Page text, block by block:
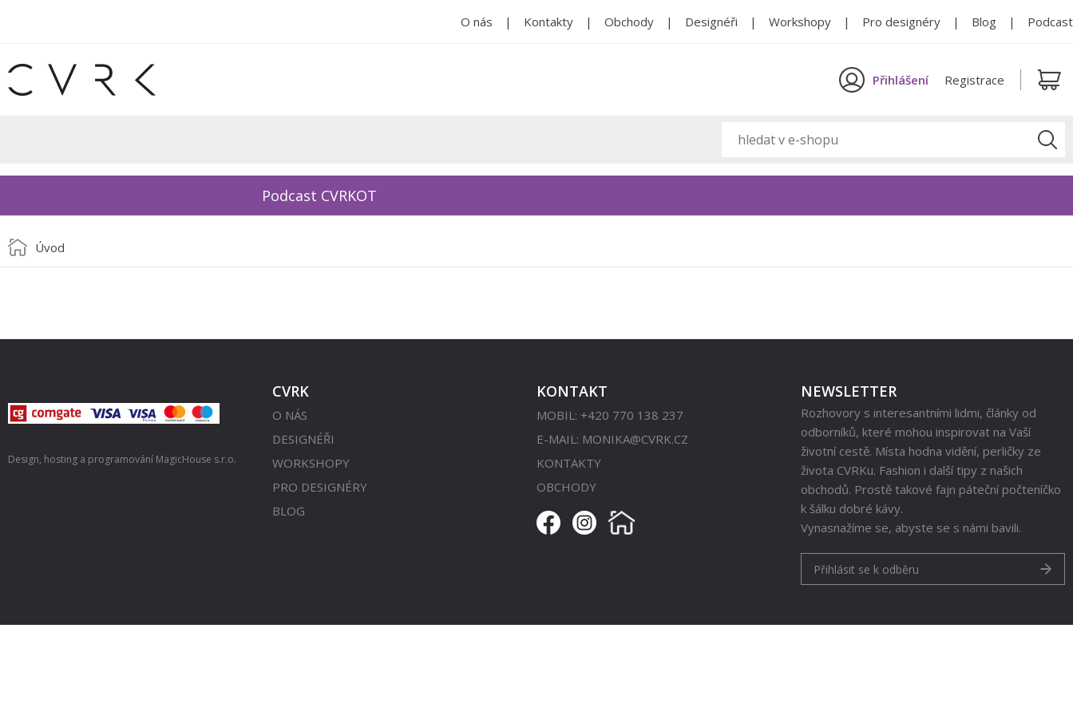
O nás Kontakty Obchody Designéři Workshopy Pro designéry Blog Podcast
Přihlášení Registrace
Podcast CVRKOT
Úvod
Design, hosting a programování MagicHouse s.r.o.
CVRK
O NÁS
DESIGNÉŘI
WORKSHOPY
PRO DESIGNÉRY
BLOG
KONTAKT
MOBIL: +420 770 138 237
E-MAIL: MONIKA@CVRK.CZ
KONTAKTY
OBCHODY
NEWSLETTER
Rozhovory s interesantními lidmi, články od
odborníků, které mohou inspirovat na Vaší
životní cestě. Místa hodna vidění, perličky ze
života CVRKu. Fashion i další tipy z našich
obchodů. Prostě takové fajn páteční počteníčko
k šálku dobré kávy.
Vynasnažíme se, abyste se s námi bavili.
Přihlásit se k odběru